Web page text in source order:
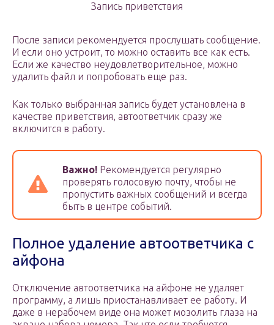
Запись приветствия
После записи рекомендуется прослушать сообщение.
И если оно устроит, то можно оставить все как есть.
Если же качество неудовлетворительное, можно
удалить файл и попробовать еще раз.
Как только выбранная запись будет установлена в
качестве приветствия, автоответчик сразу же
включится в работу.
Важно! Рекомендуется регулярно
проверять голосовую почту, чтобы не
пропустить важных сообщений и всегда
быть в центре событий.
Полное удаление автоответчика с
айфона
Отключение автоответчика на айфоне не удаляет
программу, а лишь приостанавливает ее работу. И
даже в нерабочем виде она может мозолить глаза на